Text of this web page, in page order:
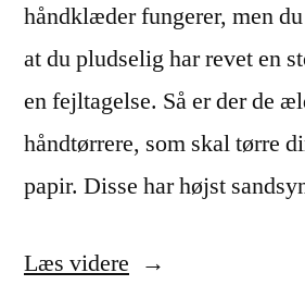
håndklæder fungerer, men
at du pludselig har revet en
en fejltagelse. Så er der de
håndtørrere, som skal tørre
papir. Disse har højst
Læs videre “Vælg